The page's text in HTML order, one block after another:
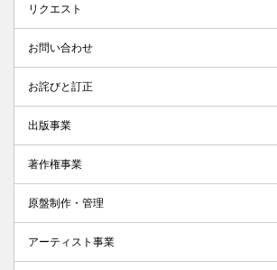
リクエスト
お問い合わせ
お詫びと訂正
出版事業
著作権事業
原盤制作・管理
アーティスト事業